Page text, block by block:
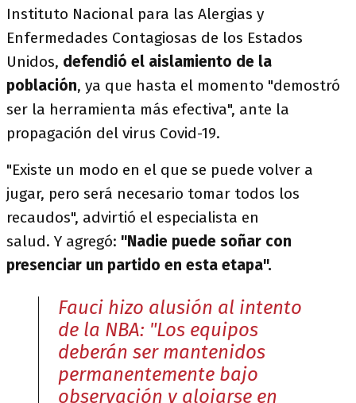
Instituto Nacional para las Alergias y
Enfermedades Contagiosas de los Estados
Unidos, defendió el aislamiento de la
población, ya que hasta el momento "demostró
ser la herramienta más efectiva", ante la
propagación del virus Covid-19.
"Existe un modo en el que se puede volver a
jugar, pero será necesario tomar todos los
recaudos", advirtió el especialista en
salud. Y agregó: "Nadie puede soñar con
presenciar un partido en esta etapa".
Fauci hizo alusión al intento
de la NBA: "Los equipos
deberán ser mantenidos
permanentemente bajo
observación y alojarse en